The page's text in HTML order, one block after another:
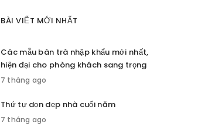
BÀI VIẾT MỚI NHẤT
Các mẫu bàn trà nhập khẩu mới nhất,
hiện đại cho phòng khách sang trọng
7 tháng ago
Thứ tự dọn dẹp nhà cuối năm
7 tháng ago